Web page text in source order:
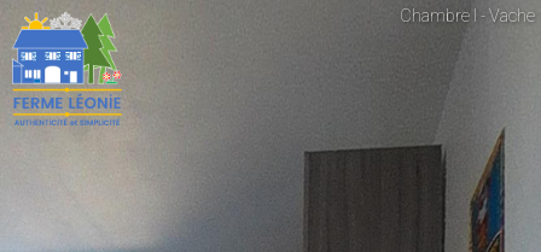
Chambre I - Vache